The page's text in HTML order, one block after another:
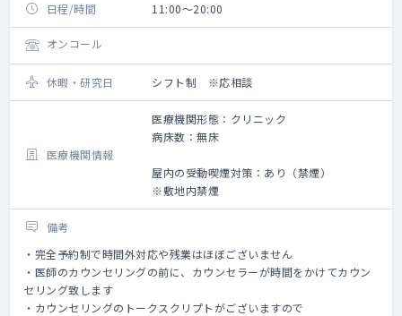
日程/時間 11:00～20:00
オンコール
休暇・研究日 シフト制 ※応相談
医療機関情報
医療機関形態：クリニック
病床数：無床
屋内の受動喫煙対策：あり（禁煙）
※敷地内禁煙
備考
・完全予約制で時間外対応や残業はほぼございません
・医師のカウンセリングの前に、カウンセラーが時間をかけてカウン
セリング致します
・カウンセリングのトークスクリプトがございますので